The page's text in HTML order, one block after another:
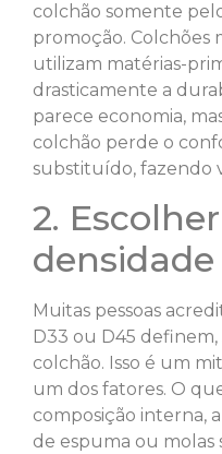
colchão somente
promoção. Colchões
utilizam matérias-
drasticamente a
parece economia,
colchão perde o
substituído, fazendo
2.
Muitas pessoas
D33 ou D45
colchão. Isso é um
um dos fatores. O
composição interna,
de espuma ou molas